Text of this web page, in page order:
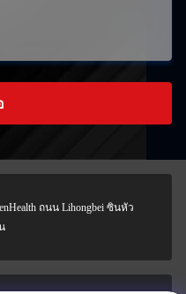
ถนน Lihongbei ซินหัว